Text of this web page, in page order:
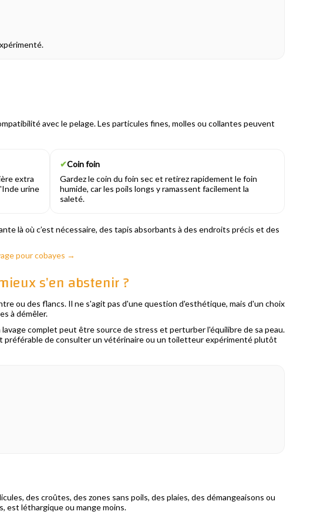
avec le pelage. Les particules fines, molles ou collantes peuvent
extra
urine
✔Coin foin
Gardez le coin du foin sec et retirez rapidement le foin
humide, car les poils longs y ramassent facilement la
saleté.
là où c’est nécessaire, des tapis absorbants à des endroits précis et des
pour cobayes →
s’en abstenir ?
ou des flancs. Il ne s'agit pas d'une question d'esthétique, mais d'un choix
à démêler.
complet peut être source de stress et perturber l'équilibre de sa peau.
préférable de consulter un vétérinaire ou un toiletteur expérimenté plutôt
des croûtes, des zones sans poils, des plaies, des démangeaisons ou
est léthargique ou mange moins.